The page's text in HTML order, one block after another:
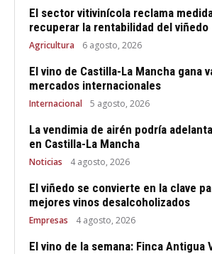
El sector vitivinícola reclama
recuperar la rentabilidad del viñedo
Agricultura 6 agosto, 2026
El vino de Castilla-La Mancha gana
mercados internacionales
Internacional 5 agosto, 2026
La vendimia de airén podría
en Castilla-La Mancha
Noticias 4 agosto, 2026
El viñedo se convierte en la clave
mejores vinos desalcoholizados
Empresas 4 agosto, 2026
El vino de la semana: Finca Antigua